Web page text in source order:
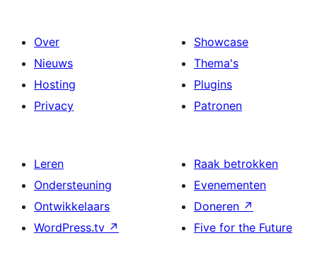
Over
Nieuws
Hosting
Privacy
Showcase
Thema's
Plugins
Patronen
Leren
Ondersteuning
Ontwikkelaars
WordPress.tv ↗
Raak betrokken
Evenementen
Doneren ↗
Five for the Future